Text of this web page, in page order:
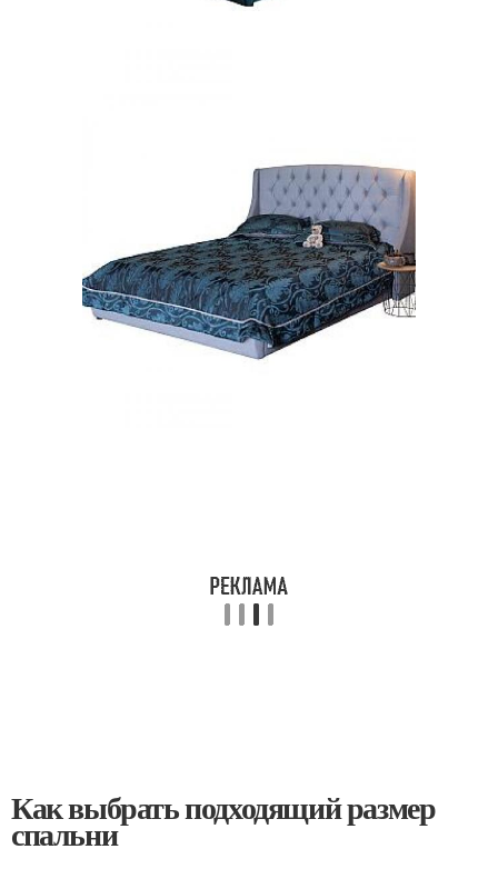
Как выбрать подходящий размер
спальни